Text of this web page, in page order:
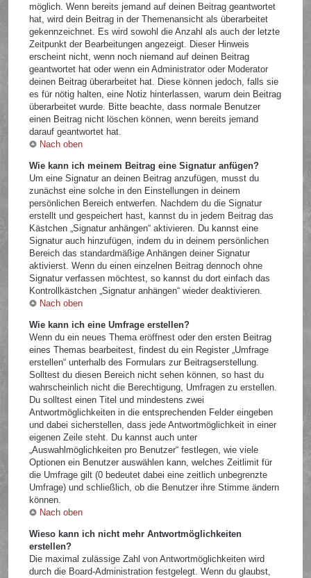
möglich. Wenn bereits jemand auf deinen Beitrag geantwortet
hat, wird dein Beitrag in der Themenansicht als überarbeitet
gekennzeichnet. Es wird sowohl die Anzahl als auch der letzte
Zeitpunkt der Bearbeitungen angezeigt. Dieser Hinweis
erscheint nicht, wenn noch niemand auf deinen Beitrag
geantwortet hat oder wenn ein Administrator oder Moderator
deinen Beitrag überarbeitet hat. Diese können jedoch, falls sie
es für nötig halten, eine Notiz hinterlassen, warum dein Beitrag
überarbeitet wurde. Bitte beachte, dass normale Benutzer
einen Beitrag nicht löschen können, wenn bereits jemand
darauf geantwortet hat.
Nach oben
Wie kann ich meinem Beitrag eine Signatur anfügen?
Um eine Signatur an deinen Beitrag anzufügen, musst du
zunächst eine solche in den Einstellungen in deinem
persönlichen Bereich entwerfen. Nachdem du die Signatur
erstellt und gespeichert hast, kannst du in jedem Beitrag das
Kästchen „Signatur anhängen“ aktivieren. Du kannst eine
Signatur auch hinzufügen, indem du in deinem persönlichen
Bereich das standardmäßige Anhängen deiner Signatur
aktivierst. Wenn du einen einzelnen Beitrag dennoch ohne
Signatur verfassen möchtest, so kannst du dort einfach das
Kontrollkästchen „Signatur anhängen“ wieder deaktivieren.
Nach oben
Wie kann ich eine Umfrage erstellen?
Wenn du ein neues Thema eröffnest oder den ersten Beitrag
eines Themas bearbeitest, findest du ein Register „Umfrage
erstellen“ unterhalb des Formulars zur Beitragserstellung.
Solltest du diesen Bereich nicht sehen können, so hast du
wahrscheinlich nicht die Berechtigung, Umfragen zu erstellen.
Du solltest einen Titel und mindestens zwei
Antwortmöglichkeiten in die entsprechenden Felder eingeben
und dabei sicherstellen, dass jede Antwortmöglichkeit in einer
eigenen Zeile steht. Du kannst auch unter
„Auswahlmöglichkeiten pro Benutzer“ festlegen, wie viele
Optionen ein Benutzer auswählen kann, welches Zeitlimit für
die Umfrage gilt (0 bedeutet dabei eine zeitlich unbegrenzte
Umfrage) und schließlich, ob die Benutzer ihre Stimme ändern
können.
Nach oben
Wieso kann ich nicht mehr Antwortmöglichkeiten
erstellen?
Die maximal zulässige Zahl von Antwortmöglichkeiten wird
durch die Board-Administration festgelegt. Wenn du glaubst,